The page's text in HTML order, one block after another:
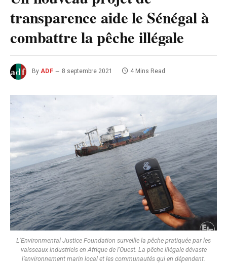
transparence aide le Sénégal à
combattre la pêche illégale
By ADF 8 septembre 2021 4 Mins Read
L’Environmental Justice Foundation surveille la pêche pratiquée par les
vaisseaux industriels en Afrique de l’Ouest. La pêche illégale dévaste
l’environnement marin local et les communautés qui en dépendent.